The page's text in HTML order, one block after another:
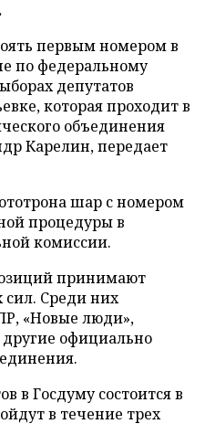
первым номером в
по федеральному
депутатов
которая проходит в
объединения
Карелин, передает
шар с номером
процедуры в
комиссии.
принимают
сил. Среди них
«Новые люди»,
другие официально
в Госдуму состоится в
в течение трех